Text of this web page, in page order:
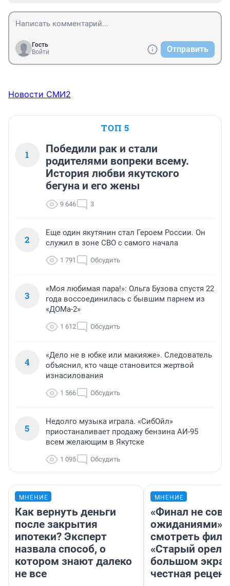
Гость
Войти
Отправить
Новости СМИ2
ТОП 5
1
Победили рак и стали
родителями вопреки всему.
История любви якутского
бегуна и его жены
9 646 3
2
Еще один якутянин стал Героем России. Он
служил в зоне СВО с самого начала
1 791 Обсудить
3
«Моя любимая пара!»: Ольга Бузова спустя 22
года воссоединилась с бывшим парнем из
«ДОМа-2»
1 612 Обсудить
4
«Дело не в юбке или макияже». Следователь
объяснил, кто чаще становится жертвой
изнасилования
1 566 Обсудить
5
Недолго музыка играла. «СибОйл»
приостаналивает продажу бензина АИ-95
всем желающим в Якутске
1 095 Обсудить
МНЕНИЕ
Как вернуть деньги
после закрытия
ипотеки? Эксперт
назвала способ, о
котором знают далеко
не все
МНЕНИЕ
«Финал не
ожиданиями»:
смотреть
«Старый орел»
большом
честная